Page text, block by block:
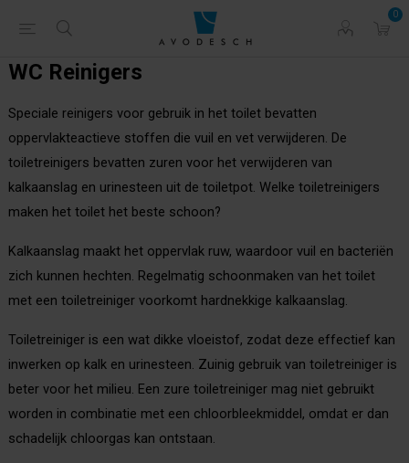
0
WC Reinigers
Speciale reinigers voor gebruik in het toilet bevatten
oppervlakteactieve stoffen die vuil en vet verwijderen. De
toiletreinigers bevatten zuren voor het verwijderen van
kalkaanslag en urinesteen uit de toiletpot. Welke toiletreinigers
maken het toilet het beste schoon?
Kalkaanslag maakt het oppervlak ruw, waardoor vuil en bacteriën
zich kunnen hechten. Regelmatig schoonmaken van het toilet
met een toiletreiniger voorkomt hardnekkige kalkaanslag.
Toiletreiniger is een wat dikke vloeistof, zodat deze effectief kan
inwerken op kalk en urinesteen. Zuinig gebruik van toiletreiniger is
beter voor het milieu. Een zure toiletreiniger mag niet gebruikt
worden in combinatie met een chloorbleekmiddel, omdat er dan
schadelijk chloorgas kan ontstaan.